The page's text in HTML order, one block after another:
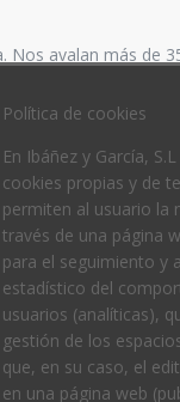
Nos avalan más de
Inspirados
mezcla de
compra
Política de cookies
En Ibáñez y García,
cookies propias y de
permiten al usuario la
través de una página
para el seguimiento y
estadístico del
usuarios (analíticas),
gestión de los
que, en su caso, el
en una página web